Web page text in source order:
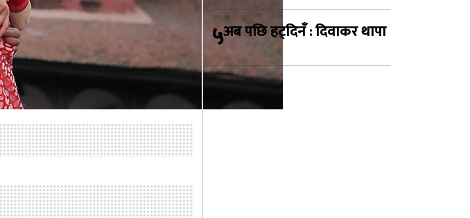
५अब पछि हट्दिनँ : दिवाकर थापा